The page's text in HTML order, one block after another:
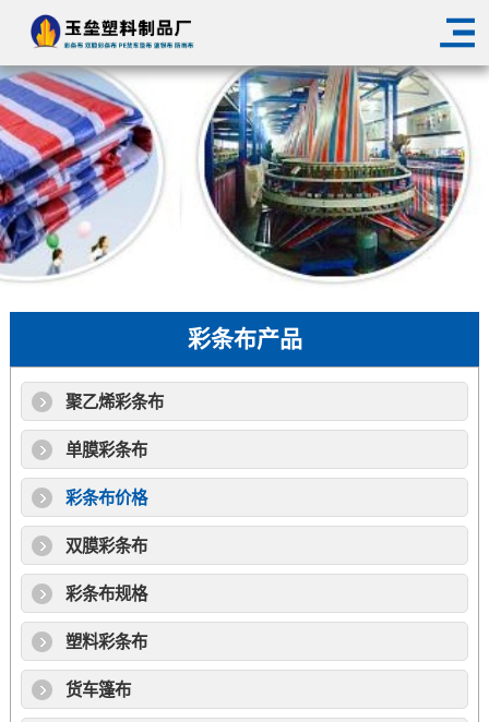
彩条布产品
聚乙烯彩条布
单膜彩条布
彩条布价格
双膜彩条布
彩条布规格
塑料彩条布
货车篷布